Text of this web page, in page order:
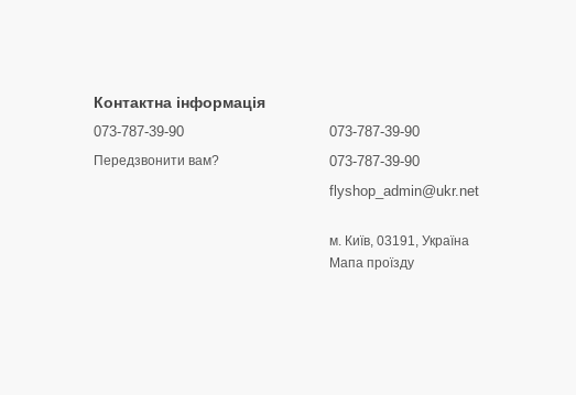
Контактна інформація
073-787-39-90
Передзвонити вам?
073-787-39-90
073-787-39-90
flyshop_admin@ukr.net
м. Київ, 03191, Україна
Мапа проїзду